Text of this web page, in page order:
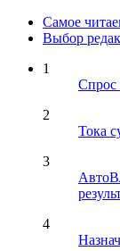
Самое
Выбор
1
Спрос
2
Тока
3
4